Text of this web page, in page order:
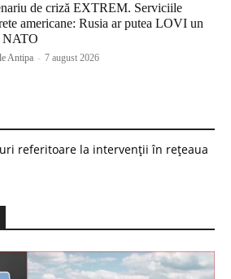
de criză EXTREM. Serviciile
americane: Rusia ar putea LOVI un
NATO
Antipa - 7 august 2026
referitoare la intervenții în rețeaua